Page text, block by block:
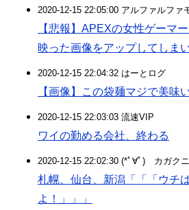
2020-12-15 22:05:00 アルファルファ
【悲報】APEXの女性ゲーマ
映った画像をアップしてしまい
2020-12-15 22:04:32 はーとログ
【画像】この袋麺マジで美味
2020-12-15 22:03:03 流速VIP
ワイの勤める会社、終わる
2020-12-15 22:02:30 (*ﾟ∀ﾟ)ゞカガク
札幌、仙台、新潟「「「ウチ
よ！」」」